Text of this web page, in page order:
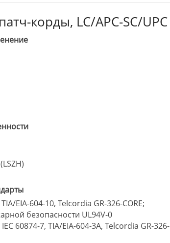
корды, LC/APC-SC/UPC
EIA-604-10, Telcordia GR-326-CORE;
безопасности UL94V-0
60874-7, TIA/EIA-604-3A, Telcordia GR-326-